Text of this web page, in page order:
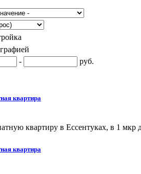
-
руб.
квартира
квартиру в Ессентуках, в 1 мкр
квартира